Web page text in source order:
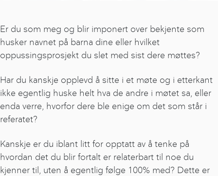
Er du som meg og blir imponert over bekjente som
husker navnet på barna dine eller hvilket
oppussingsprosjekt du slet med sist dere møttes?
Har du kanskje opplevd å sitte i et møte og i etterkant
ikke egentlig huske helt hva de andre i møtet sa, eller
enda verre, hvorfor dere ble enige om det som står i
referatet?
Kanskje er du iblant litt for opptatt av å tenke på
hvordan det du blir fortalt er relaterbart til noe du
kjenner til, uten å egentlig følge 100% med? Dette er